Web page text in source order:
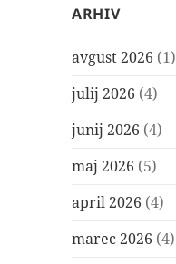
ARHIV
avgust 2026 (1)
julij 2026 (4)
junij 2026 (4)
maj 2026 (5)
april 2026 (4)
marec 2026 (4)